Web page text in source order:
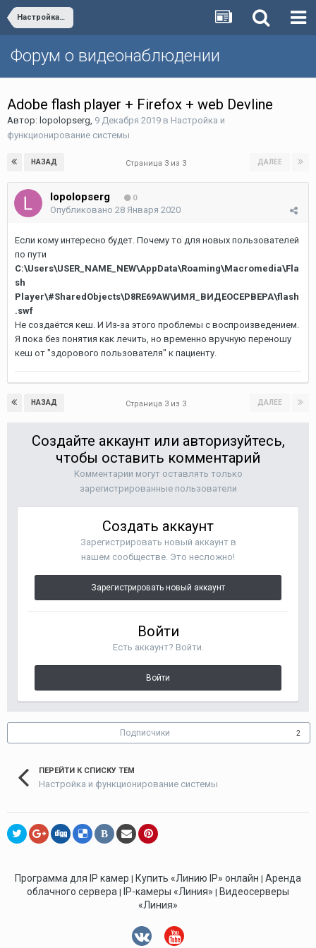
Настройка и функционирование системы
Форум о видеонаблюдении
Adobe flash player + Firefox + web Devline
Автор: lopolopserg, 9 Декабря 2019 в Настройка и
функционирование системы
НАЗАД ДАЛЕЕ
Страница 3 из 3
lopolopserg 0
Опубликовано 28 Января 2020
Если кому интересно будет. Почему то для новых пользователей
по пути
C:\Users\USER_NAME_NEW\AppData\Roaming\Macromedia\Fla
sh
Player\#SharedObjects\D8RE69AW\ИМЯ_ВИДЕОСЕРВЕРА\flash
.swf
Не создаётся кеш. И Из-за этого проблемы с воспроизведением.
Я пока без понятия как лечить, но временно вручную переношу
кеш от "здорового пользователя" к пациенту.
НАЗАД ДАЛЕЕ
Страница 3 из 3
Создайте аккаунт или авторизуйтесь,
чтобы оставить комментарий
Комментарии могут оставлять только
зарегистрированные пользователи
Создать аккаунт
Зарегистрировать новый аккаунт в
нашем сообществе. Это несложно!
Зарегистрировать новый аккаунт
Войти
Есть аккаунт? Войти.
Войти
Подписчики 2
ПЕРЕЙТИ К СПИСКУ ТЕМ
Настройка и функционирование системы
В
Программа для IP камер | Купить «Линию IP» онлайн | Аренда
облачного сервера | IP-камеры «Линия» | Видеосерверы
«Линия»